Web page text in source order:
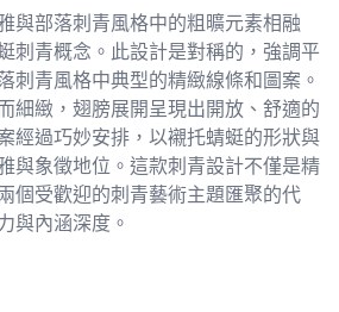
與部落刺青風格中的粗曠元素相融
刺青概念。此設計是對稱的，強調平
刺青風格中典型的精緻線條和圖案。
細緻，翅膀展開呈現出開放、舒適的
經過巧妙安排，以襯托蜻蜓的形狀與
與象徵地位。這款刺青設計不僅是精
個受歡迎的刺青藝術主題匯聚的代
與內涵深度。